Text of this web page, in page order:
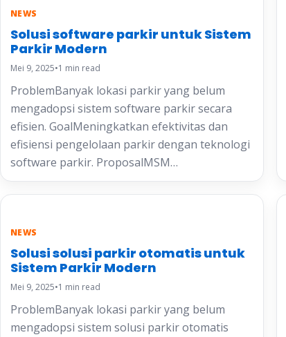
NEWS
Solusi software parkir untuk Sistem
Parkir Modern
Mei 9, 2025•1 min read
ProblemBanyak lokasi parkir yang belum
mengadopsi sistem software parkir secara
efisien. GoalMeningkatkan efektivitas dan
efisiensi pengelolaan parkir dengan teknologi
software parkir. ProposalMSM…
NEWS
Solusi solusi parkir otomatis untuk
Sistem Parkir Modern
Mei 9, 2025•1 min read
ProblemBanyak lokasi parkir yang belum
mengadopsi sistem solusi parkir otomatis